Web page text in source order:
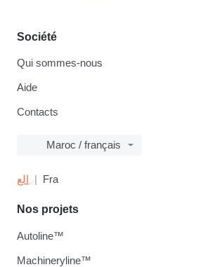
Société
Qui sommes-nous
Aide
Contacts
Maroc / français
الع Fra
Nos projets
Autoline™
Machineryline™